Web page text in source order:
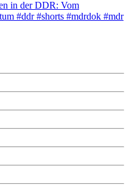
in der DDR: Vom
#ddr #shorts #mdrdok #mdr